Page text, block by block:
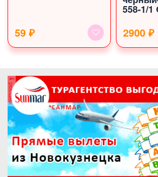
59 ₽
558-1/1
2900 ₽
реклама